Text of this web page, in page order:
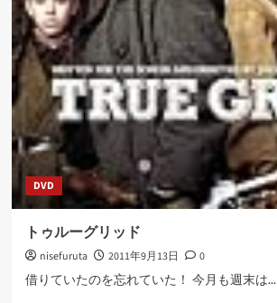
後
に
つ
い
て
さ
ら
む
DVD
トゥルーグリッド
nisefuruta 2011年9月13日
0
借りていたのを忘れていた！ 今月も週末は...